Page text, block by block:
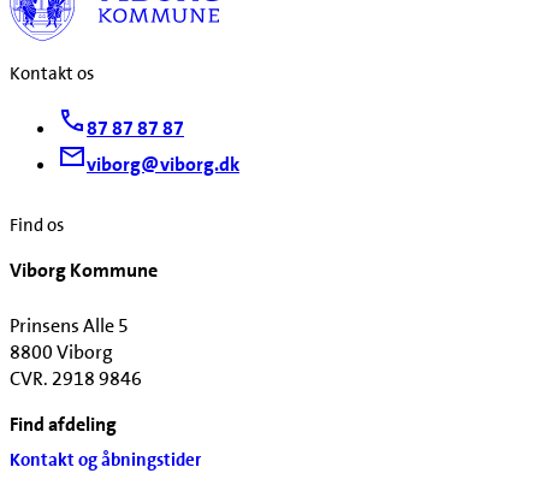
Kontakt os
87 87 87 87
viborg@viborg.dk
Find os
Viborg Kommune
Prinsens Alle 5
8800 Viborg
CVR. 2918 9846
Find afdeling
Kontakt og åbningstider